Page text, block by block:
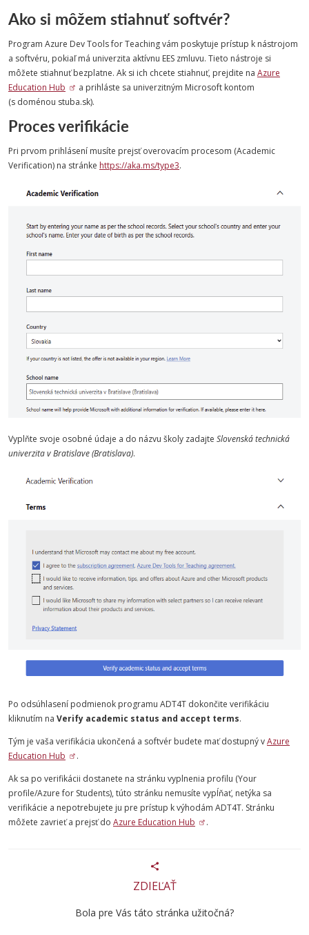
Ako si môžem stiahnuť softvér?
Program Azure Dev Tools for Teaching vám poskytuje prístup k nástrojom
a softvéru, pokiaľ má univerzita aktívnu EES zmluvu. Tieto nástroje si
môžete stiahnuť bezplatne. Ak si ich chcete stiahnuť, prejdite na Azure
Education Hub
a prihláste sa univerzitným Microsoft kontom
(s doménou stuba.sk).
Proces verifikácie
Pri prvom prihlásení musíte prejsť overovacím procesom (Academic
Verification) na stránke https://aka.ms/type3.
Vyplňte svoje osobné údaje a do názvu školy zadajte Slovenská technická
univerzita v Bratislave (Bratislava).
Po odsúhlasení podmienok programu ADT4T dokončite verifikáciu
kliknutím na Verify academic status and accept terms.
Tým je vaša verifikácia ukončená a softvér budete mať dostupný vAzure
Education Hub
.
Ak sa po verifikácii dostanete na stránku vyplnenia profilu (Your
profile/Azure for Students), túto stránku nemusíte vypĺňať, netýka sa
verifikácie a nepotrebujete ju pre prístup k výhodám ADT4T. Stránku
môžete zavrieť a prejsť do Azure Education Hub .
ZDIEĽAŤ
Bola pre Vás táto stránka užitočná?